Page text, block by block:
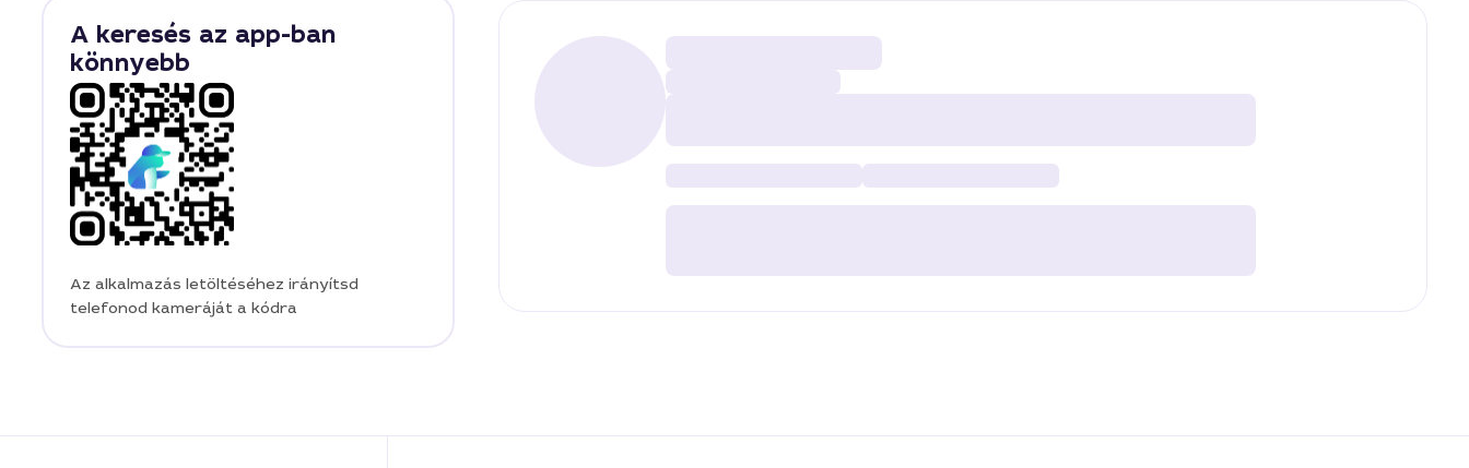
A keresés az app-ban
könnyebb
Az alkalmazás letöltéséhez irányítsd
telefonod kameráját a kódra